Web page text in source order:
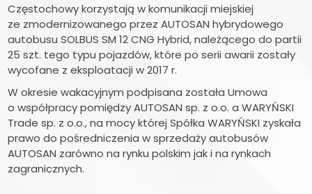
Częstochowy korzystają w komunikacji miejskiej
ze zmodernizowanego przez AUTOSAN hybrydowego
autobusu SOLBUS SM 12 CNG Hybrid, należącego do partii
25 szt. tego typu pojazdów, które po serii awarii zostały
wycofane z eksploatacji w 2017 r.
W okresie wakacyjnym podpisana została Umowa
o współpracy pomiędzy AUTOSAN sp. z o.o. a WARYŃSKI
Trade sp. z o.o., na mocy której Spółka WARYŃSKI zyskała
prawo do pośredniczenia w sprzedaży autobusów
AUTOSAN zarówno na rynku polskim jak i na rynkach
zagranicznych.